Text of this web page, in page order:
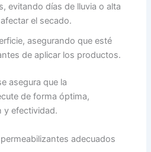
evitando días de lluvia o alta
el secado.
asegurando que esté
de aplicar los productos.
asegura que la
de forma óptima,
y efectividad.
adecuados